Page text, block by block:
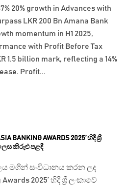
BANKING AWARDS 2025’ හිදී ශ්‍රී
කිරුළු පළඳී
මගින් සංවිධානය කරන ලද
2025’ හිදී ශ්‍රී ලංකාවේ
20% growth in Advances with
LKR 200 Bn Amana Bank
momentum in H1 2025,
with Profit Before Tax
1.5 billion mark, reflecting a 14%
Profit...